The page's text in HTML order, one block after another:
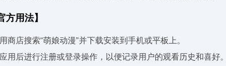
方用法】
商店搜索“萌娘动漫”并下载安装到手机或平板上。
用后进行注册或登录操作，以便记录用户的观看历史和喜好。